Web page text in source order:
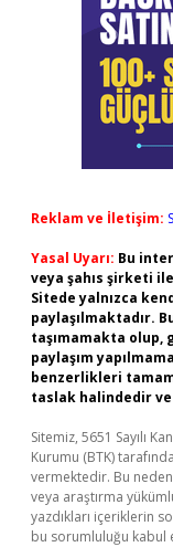
Reklam ve İletişim:
Yasal Uyarı: Bu
veya şahıs şirketi
Sitede yalnızca
paylaşılmaktadır.
taşımamakta olup,
paylaşım
benzerlikleri
taslak halindedir
Sitemiz, 5651 Sayılı
Kurumu (BTK)
vermektedir. Bu
veya araştırma
yazdıkları içeriklerin
bu sorumluluğu kabul